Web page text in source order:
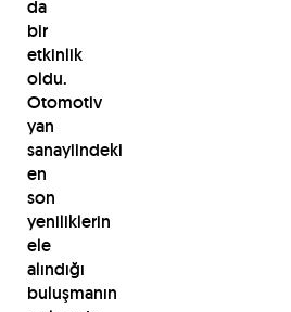
da
bir
etkinlik
oldu.
Otomotiv
yan
sanayiindeki
en
son
yeniliklerin
ele
alındığı
buluşmanın